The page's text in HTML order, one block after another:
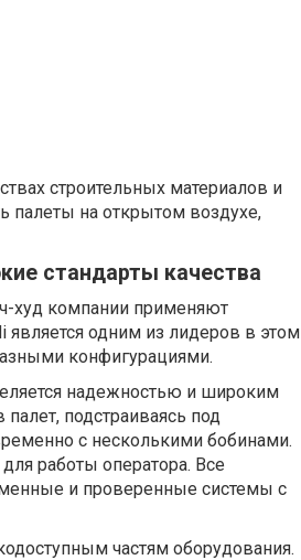
строительных материалов и
палеты на открытом воздухе,
стандарты качества
худ компании применяют
является одним из лидеров в этом
конфигурациями.
надежностью и широким
подстраиваясь под
с несколькими бобинами.
работы оператора. Все
и проверенные системы с
частям оборудования.